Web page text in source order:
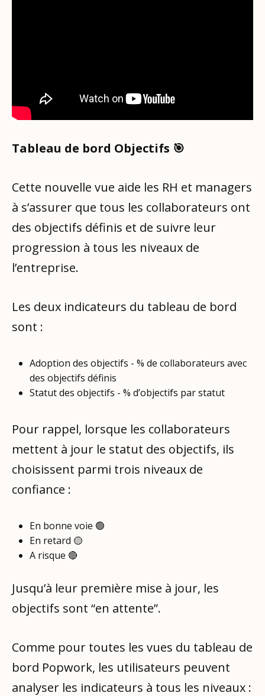
Tableau de bord Objectifs 🎯
Cette nouvelle vue aide les RH et managers
à s’assurer que tous les collaborateurs ont
des objectifs définis et de suivre leur
progression à tous les niveaux de
l’entreprise.
Les deux indicateurs du tableau de bord
sont :
Adoption des objectifs - % de collaborateurs avec
des objectifs définis
Statut des objectifs - % d’objectifs par statut
Pour rappel, lorsque les collaborateurs
mettent à jour le statut des objectifs, ils
choisissent parmi trois niveaux de
confiance :
En bonne voie 🟢
En retard 🟡
A risque 🔴
Jusqu’à leur première mise à jour, les
objectifs sont “en attente”.
Comme pour toutes les vues du tableau de
bord Popwork, les utilisateurs peuvent
analyser les indicateurs à tous les niveaux :